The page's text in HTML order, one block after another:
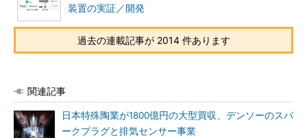
装置の実証／開発
過去の連載記事が 2014 件あります
関連記事
日本特殊陶業が1800億円の大型買収、デンソーのスパ
ークプラグと排気センサー事業